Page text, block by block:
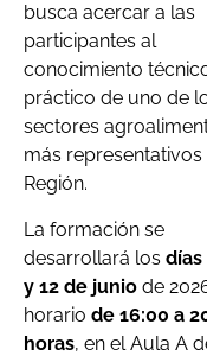
busca acercar a las
participantes al
conocimiento
práctico de uno de
sectores
más representativos
Región.
La formación se
desarrollará los días
y 12 de junio de
horario de 16:00 a
horas, en el Aula A